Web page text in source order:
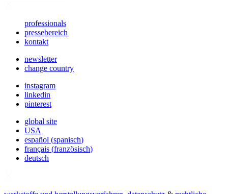
professionals
pressebereich
kontakt
newsletter
change country
instagram
linkedin
pinterest
global site
USA
español (spanisch)
français (französisch)
deutsch